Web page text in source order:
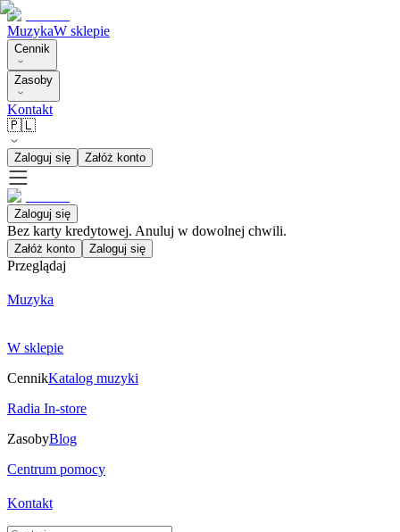
MuzykaW sklepie
Cennik
Zasoby
Kontakt
🇵🇱
Zaloguj się Załóż konto
Zaloguj się
Bez karty kredytowej. Anuluj w dowolnej chwili.
Załóż konto Zaloguj się
Przeglądaj
Muzyka
W sklepie
CennikKatalog muzyki
Radia In-store
ZasobyBlog
Centrum pomocy
Kontakt